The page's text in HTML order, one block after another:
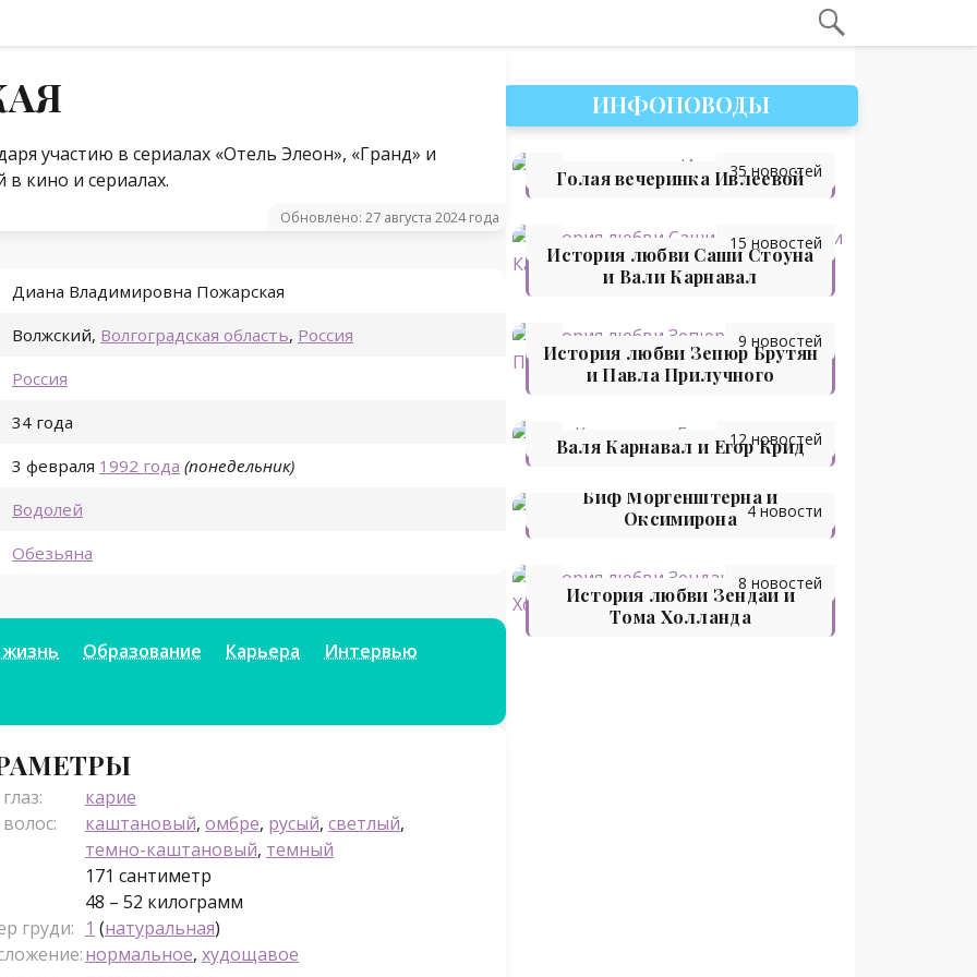
участию в сериалах «Отель Элеон», «Гранд» и
в кино и сериалах.
Обновлено: 27 августа 2024 года
Диана Владимировна Пожарская
Волжский, Волгоградская область, Россия
Россия
34 года
3 февраля 1992 года (понедельник)
Водолей
Обезьяна
Образование Карьера
Интервью
карие
каштановый, омбре, русый, светлый,
темно-каштановый, темный
171 сантиметр
48 – 52 килограмм
груди: 1 (натуральная)
нормальное, худощавое
ИНФОПОВОДЫ
Голая вечеринка Ивлеевой
35 новостей
История любви Саши Стоуна
и Вали Карнавал
15 новостей
История любви Зепюр Брутян
и Павла Прилучного
9 новостей
Валя Карнавал и Егор Крид
12 новостей
Биф Моргенштерна и
Оксимирона 4 новости
История любви Зендаи и
Тома Холланда
8 новостей